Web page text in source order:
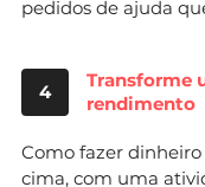
pedidos de ajuda
4
Transforme
rendimento
Como fazer
cima, com uma